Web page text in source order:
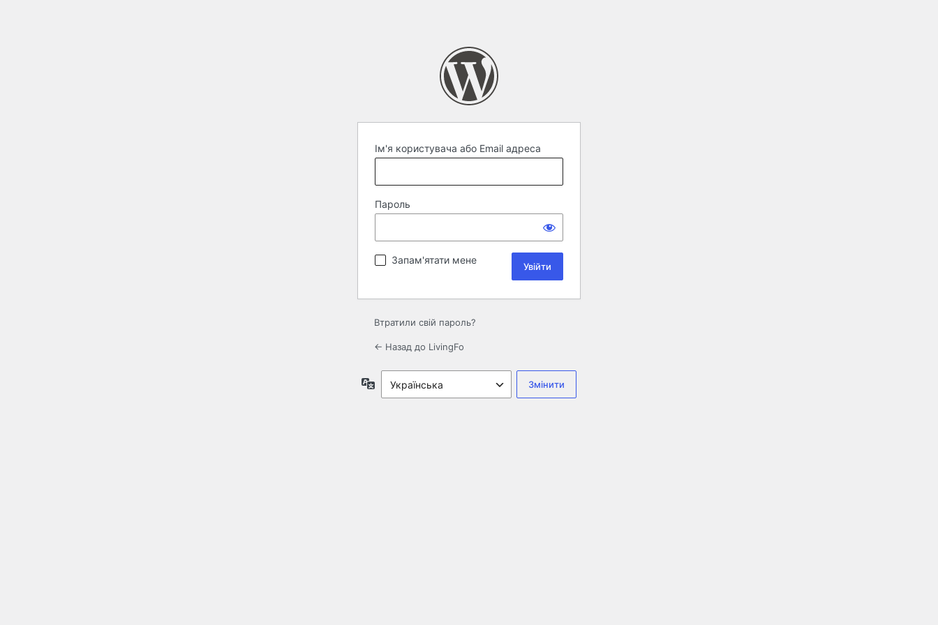
Ім'я користувача або Email адреса
Пароль
Запам'ятати мене
Втратили свій пароль?
← Назад до LivingFo
Мова